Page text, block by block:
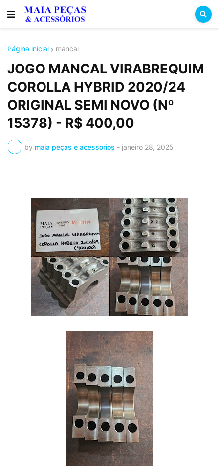
Página inicial mancal
JOGO MANCAL VIRABREQUIM
COROLLA HYBRID 2020/24
ORIGINAL SEMI NOVO (Nº
15378) - R$ 400,00
by maia peças e acessorios - janeiro 28, 2025